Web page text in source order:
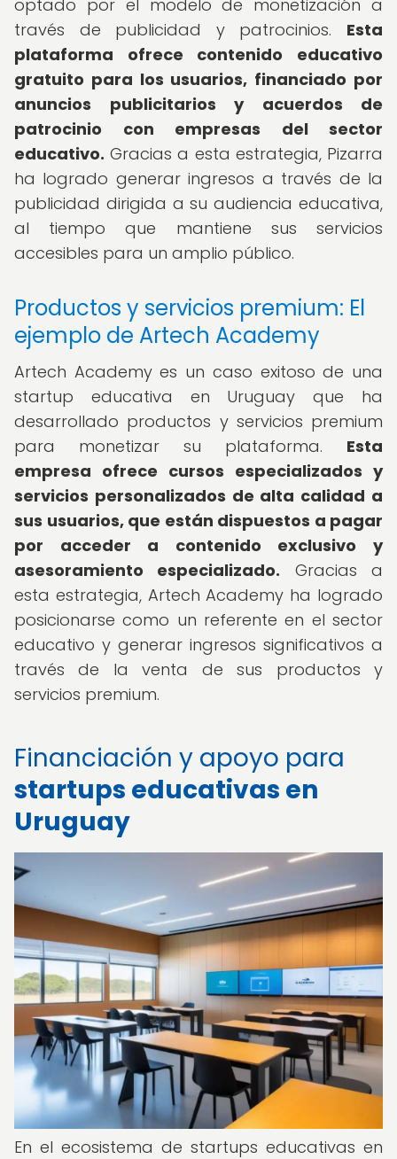
optado por el modelo de monetización a
través de publicidad y patrocinios. Esta
plataforma ofrece contenido educativo
gratuito para los usuarios, financiado por
anuncios publicitarios y acuerdos de
patrocinio con empresas del sector
educativo. Gracias a esta estrategia, Pizarra
ha logrado generar ingresos a través de la
publicidad dirigida a su audiencia educativa,
al tiempo que mantiene sus servicios
accesibles para un amplio público.
Productos y servicios premium: El
ejemplo de Artech Academy
Artech Academy es un caso exitoso de una
startup educativa en Uruguay que ha
desarrollado productos y servicios premium
para monetizar su plataforma. Esta
empresa ofrece cursos especializados y
servicios personalizados de alta calidad a
sus usuarios, que están dispuestos a pagar
por acceder a contenido exclusivo y
asesoramiento especializado. Gracias a
esta estrategia, Artech Academy ha logrado
posicionarse como un referente en el sector
educativo y generar ingresos significativos a
través de la venta de sus productos y
servicios premium.
Financiación y apoyo para
startups educativas en
Uruguay
En el ecosistema de startups educativas en